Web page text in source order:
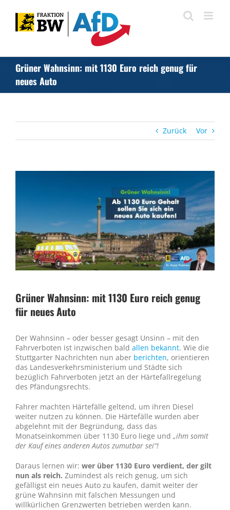
Inhalt
springen
Grüner Wahnsinn: mit 1130 Euro reich genug für
neues Auto
Zurück Vor
Grüner Wahnsinn: mit 1130 Euro reich genug
für neues Auto
Der Wahnsinn – oder besser gesagt Unsinn – mit den
Fahrverboten ist inzwischen bald allen bekannt. Wie die
Stuttgarter Nachrichten nun aber berichten, orientieren
das Landesverkehrsministerium und Städte sich
bezüglich Fahrverboten jetzt an der Härtefallregelung
des Pfändungsrechts.
Fahrer machten Härtefälle geltend, um ihren Diesel
weiter nutzen zu können. Die Härtefälle wurden aber
abgelehnt mit der Begründung, dass das
Monatseinkommen über 1130 Euro liege und „ihm somit
der Kauf eines anderen Autos zumutbar sei“!
Daraus lernen wir: wer über 1130 Euro verdient, der gilt
nun als reich. Zumindest als reich genug, um sich
gefälligst ein neues Auto zu kaufen, damit weiter der
grüne Wahnsinn mit falschen Messungen und
willkürlichen Grenzwerten betrieben werden kann.